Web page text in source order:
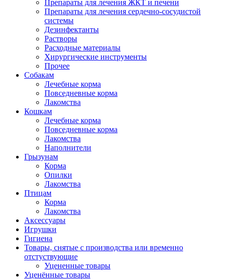
Препараты для лечения ЖКТ и печени
Препараты для лечения сердечно-сосудистой
системы
Дезинфектанты
Растворы
Расходные материалы
Хирургические инструменты
Прочее
Собакам
Лечебные корма
Повседневные корма
Лакомства
Кошкам
Лечебные корма
Повседневные корма
Лакомства
Наполнители
Грызунам
Корма
Опилки
Лакомства
Птицам
Корма
Лакомства
Аксессуары
Игрушки
Гигиена
Товары, снятые с производства или временно
отстуствующие
Уцененные товары
Уценённые товары